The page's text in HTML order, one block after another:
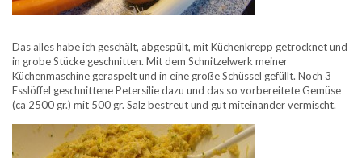
Das alles habe ich geschält, abgespült, mit Küchenkrepp getrocknet und
in grobe Stücke geschnitten. Mit dem Schnitzelwerk meiner
Küchenmaschine geraspelt und in eine große Schüssel gefüllt. Noch 3
Esslöffel geschnittene Petersilie dazu und das so vorbereitete Gemüse
(ca 2500 gr.) mit 500 gr. Salz bestreut und gut miteinander vermischt.